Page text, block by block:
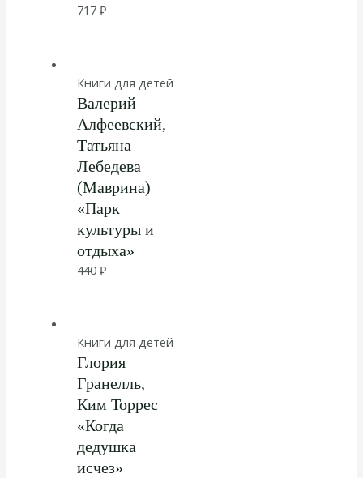
717₽
Книги для детей
Валерий
Алфеевский,
Татьяна
Лебедева
(Маврина)
«Парк
культуры и
отдыха»
440₽
Книги для детей
Глория
Гранелль,
Ким Торрес
«Когда
дедушка
исчез»